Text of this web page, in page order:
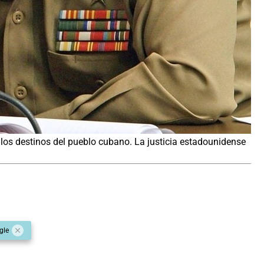
destinos del pueblo cubano. La justicia estadounidense